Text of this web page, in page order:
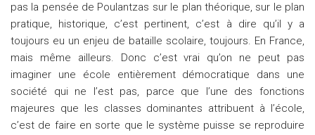
pas la pensée de Poulantzas sur le plan théorique, sur le plan
pratique, historique, c’est pertinent, c’est à dire qu’il y a
toujours eu un enjeu de bataille scolaire, toujours. En France,
mais même ailleurs. Donc c’est vrai qu’on ne peut pas
imaginer une école entièrement démocratique dans une
société qui ne l’est pas, parce que l’une des fonctions
majeures que les classes dominantes attribuent à l’école,
c’est de faire en sorte que le système puisse se reproduire